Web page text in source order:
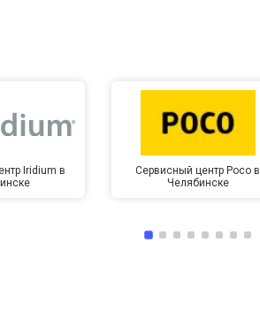
Iridium в
Сервисный центр Poco в
Челябинске